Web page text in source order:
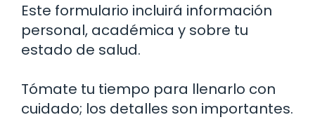
Este formulario incluirá información
personal, académica y sobre tu
estado de salud.
Tómate tu tiempo para llenarlo con
cuidado; los detalles son importantes.